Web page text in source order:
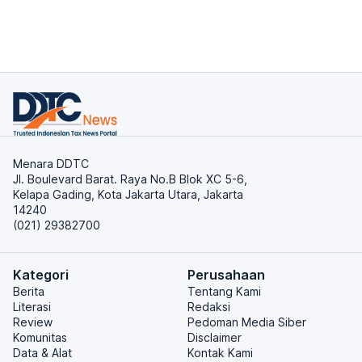
Menara DDTC
Jl. Boulevard Barat. Raya No.B Blok XC 5-6,
Kelapa Gading, Kota Jakarta Utara, Jakarta
14240
(021) 29382700
Kategori
Berita
Literasi
Review
Komunitas
Data & Alat
Perusahaan
Tentang Kami
Redaksi
Pedoman Media Siber
Disclaimer
Kontak Kami